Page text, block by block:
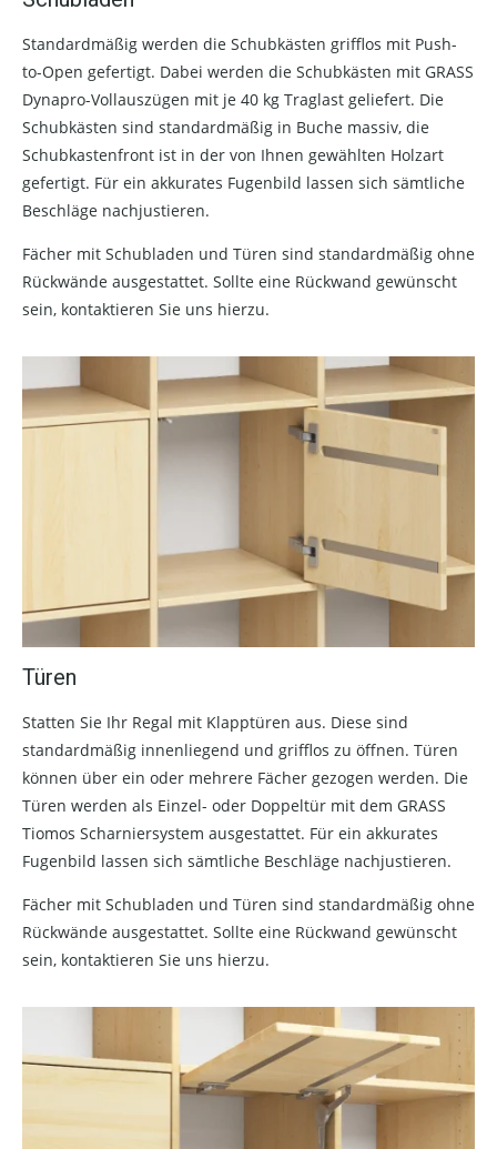
Standardmäßig werden die Schubkästen grifflos mit Push-
to-Open gefertigt. Dabei werden die Schubkästen mit GRASS
Dynapro-Vollauszügen mit je 40 kg Traglast geliefert. Die
Schubkästen sind standardmäßig in Buche massiv, die
Schubkastenfront ist in der von Ihnen gewählten Holzart
gefertigt. Für ein akkurates Fugenbild lassen sich sämtliche
Beschläge nachjustieren.
Fächer mit Schubladen und Türen sind standardmäßig ohne
Rückwände ausgestattet. Sollte eine Rückwand gewünscht
sein, kontaktieren Sie uns hierzu.
Türen
Statten Sie Ihr Regal mit Klapptüren aus. Diese sind
standardmäßig innenliegend und grifflos zu öffnen. Türen
können über ein oder mehrere Fächer gezogen werden. Die
Türen werden als Einzel- oder Doppeltür mit dem GRASS
Tiomos Scharniersystem ausgestattet. Für ein akkurates
Fugenbild lassen sich sämtliche Beschläge nachjustieren.
Fächer mit Schubladen und Türen sind standardmäßig ohne
Rückwände ausgestattet. Sollte eine Rückwand gewünscht
sein, kontaktieren Sie uns hierzu.